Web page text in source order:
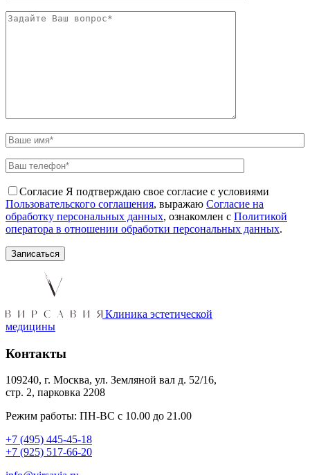
Согласие Я подтверждаю свое согласие с условиями
Пользовательского соглашения, выражаю Согласие на
обработку персональных данных, ознакомлен с Политикой
оператора в отношении обработки персональных данных.
Клиника эстетической
медицины
Контакты
109240, г. Москва, ул. Земляной вал д. 52/16,
стр. 2, парковка 2208
Режим работы: ПН-ВС с 10.00 до 21.00
+7 (495) 445-45-18
+7 (925) 517-66-20